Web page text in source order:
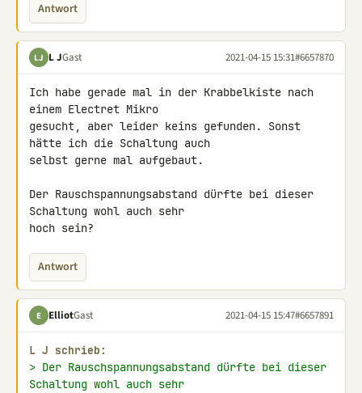
Antwort
LJ L JGast 2021-04-15 15:31#6657870
Ich habe gerade mal in der Krabbelkiste nach
einem Electret Mikro
gesucht, aber leider keins gefunden. Sonst
hätte ich die Schaltung auch
selbst gerne mal aufgebaut.
Der Rauschspannungsabstand dürfte bei dieser
Schaltung wohl auch sehr
hoch sein?
Antwort
E ElliotGast 2021-04-15 15:47#6657891
L J schrieb:
> Der Rauschspannungsabstand dürfte bei dieser
Schaltung wohl auch sehr